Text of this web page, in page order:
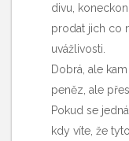
divu,
prodat jich co
uvážlivosti.
Dobrá, ale
peněz, ale
Pokud se
kdy víte, že